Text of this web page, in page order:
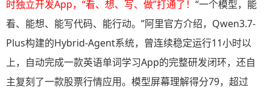
时独立开发App，“看、想、写、做”打通了！ “一个模型，能
看、能想、能写代码、能行动。”阿里官方介绍，Qwen3.7-
Plus构建的Hybrid-Agent系统，曾连续稳定运行11小时以
上，自动完成一款英语单词学习App的完整研发闭环，还自
主复刻了一款股票行情应用。模型屏幕理解得分79，超过